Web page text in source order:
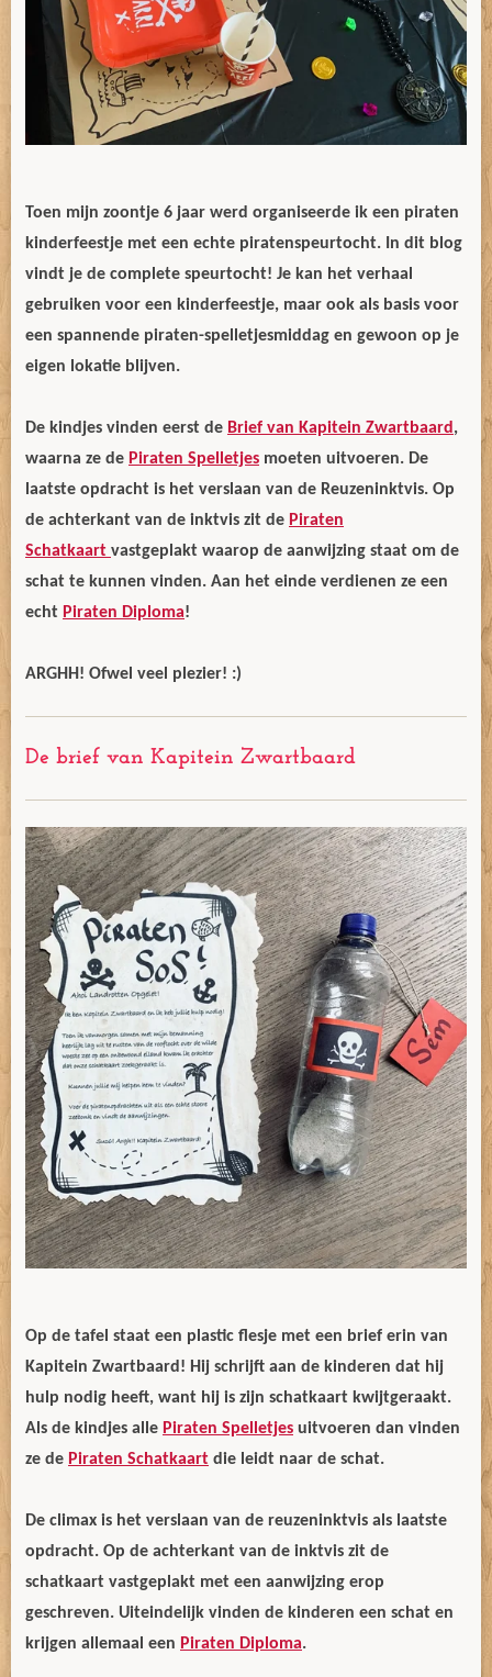
Toen mijn zoontje 6 jaar werd organiseerde ik een piraten
kinderfeestje met een echte piratenspeurtocht. In dit blog
vindt je de complete speurtocht! Je kan het verhaal
gebruiken voor een kinderfeestje, maar ook als basis voor
een spannende piraten-spelletjesmiddag en gewoon op je
eigen lokatie blijven.
De kindjes vinden eerst de Brief van Kapitein Zwartbaard ,
waarna ze de Piraten Spelletjes moeten uitvoeren. De
laatste opdracht is het verslaan van de Reuzeninktvis. Op
de achterkant van de inktvis zit de Piraten
Schatkaart vastgeplakt waarop de aanwijzing staat om de
schat te kunnen vinden. Aan het einde verdienen ze een
echt Piraten Diploma!
ARGHH! Ofwel veel plezier! :)
De brief van Kapitein Zwartbaard
Op de tafel staat een plastic flesje met een brief erin van
Kapitein Zwartbaard! Hij schrijft aan de kinderen dat hij
hulp nodig heeft, want hij is zijn schatkaart kwijtgeraakt.
Als de kindjes alle Piraten Spelletjes uitvoeren dan vinden
ze de Piraten Schatkaart die leidt naar de schat.
De climax is het verslaan van de reuzeninktvis als laatste
opdracht. Op de achterkant van de inktvis zit de
schatkaart vastgeplakt met een aanwijzing erop
geschreven. Uiteindelijk vinden de kinderen een schat en
krijgen allemaal een Piraten Diploma.